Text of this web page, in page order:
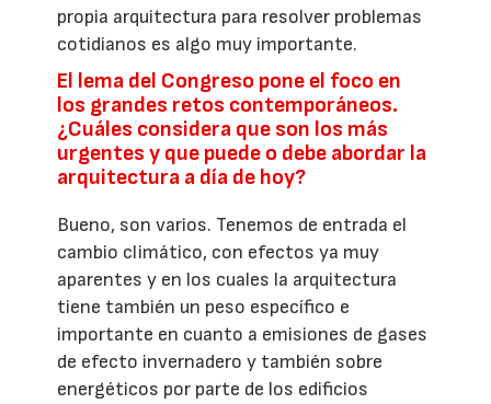
propia arquitectura para resolver problemas
cotidianos es algo muy importante.
El lema del Congreso pone el foco en
los grandes retos contemporáneos.
¿Cuáles considera que son los más
urgentes y que puede o debe abordar la
arquitectura a día de hoy?
Bueno, son varios. Tenemos de entrada el
cambio climático, con efectos ya muy
aparentes y en los cuales la arquitectura
tiene también un peso específico e
importante en cuanto a emisiones de gases
de efecto invernadero y también sobre
energéticos por parte de los edificios